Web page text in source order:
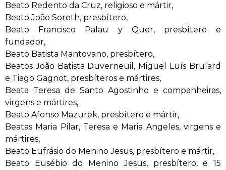
Beato Redento da Cruz, religioso e mártir,
Beato João Soreth, presbítero,
Beato Francisco Palau y Quer, presbítero e
fundador,
Beato Batista Mantovano, presbítero,
Beatos João Batista Duverneuil, Miguel Luís Brulard
e Tiago Gagnot, presbíteros e mártires,
Beata Teresa de Santo Agostinho e companheiras,
virgens e mártires,
Beato Afonso Mazurek, presbítero e mártir,
Beatas Maria Pilar, Teresa e Maria Angeles, virgens e
mártires,
Beato Eufrásio do Menino Jesus, presbítero e mártir,
Beato Eusébio do Menino Jesus, presbítero, e 15